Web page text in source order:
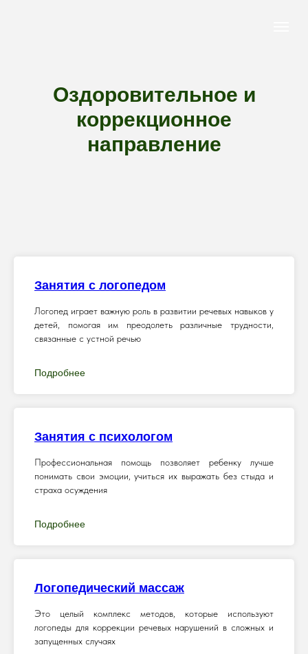
Оздоровительное и
коррекционное
направление
Занятия с логопедом
Логопед играет важную роль в развитии речевых навыков у
детей, помогая им преодолеть различные трудности,
связанные с устной речью
Подробнее
Занятия с психологом
Профессиональная помощь позволяет ребенку лучше
понимать свои эмоции, учиться их выражать без стыда и
страха осуждения
Подробнее
Логопедический массаж
Это целый комплекс методов, которые используют
логопеды для коррекции речевых нарушений в сложных и
запущенных случаях